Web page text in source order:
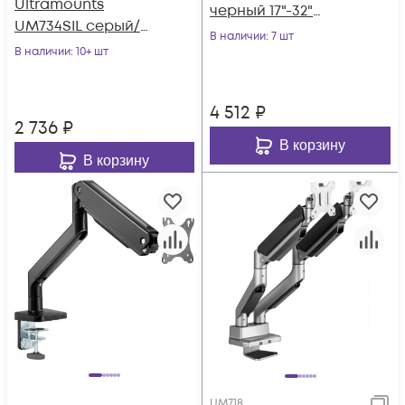
Ultramounts
UM734SIL серый/
серебристый 17"-27"
В наличии: 10+ шт
2 736 ₽
В корзину
черный 17"-32"
макс.8кг крепление
В наличии: 7 шт
4 512 ₽
В корзину